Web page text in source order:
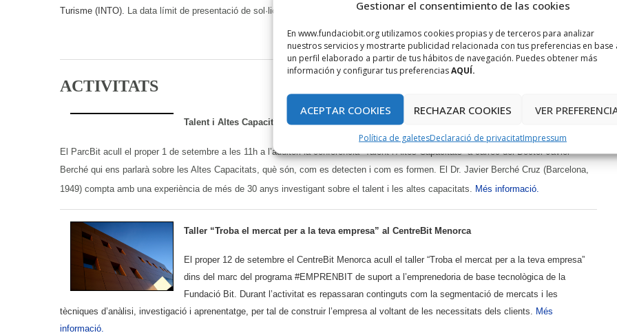
Gestionar el consentimiento de las cookies
En www.fundaciobit.org utilizamos cookies propias y de terceros para analizar
nuestros servicios y mostrarte publicidad relacionada con tus preferencias en base
un perfil elaborado a partir de tus hábitos de navegación. Puedes obtener más
información y configurar tus preferenciasAQUÍ.
ACEPTAR COOKIES RECHAZAR COOKIES VER
Política de galetesDeclaració de privacitatImpressum
Turisme (INTO). La data límit de presentació de sol·licituds és fins al 8 de setembre de 2017. Més informació.
ACTIVITATS
Talent i Altes Capacitats amb el Dr. Javier Berché
El ParcBit acull el proper 1 de setembre a les 11h a l’auditori la conferència “Talent i Altes Capacitats” a càrrec del Doctor Javier
Berché qui ens parlarà sobre les Altes Capacitats, què són, com es detecten i com es formen. El Dr. Javier Berché Cruz (Barcelona,
1949) compta amb una experiència de més de 30 anys investigant sobre el talent i les altes capacitats. Més informació.
Taller “Troba el mercat per a la teva empresa” al CentreBit Menorca
El proper 12 de setembre el CentreBit Menorca acull el taller “Troba el mercat per a la teva empresa”
dins del marc del programa #EMPRENBIT de suport a l’emprenedoria de base tecnològica de la
Fundació Bit. Durant l’activitat es repassaran continguts com la segmentació de mercats i les
tècniques d’anàlisi, investigació i aprenentatge, per tal de construir l’empresa al voltant de les necessitats dels clients. Més
informació.